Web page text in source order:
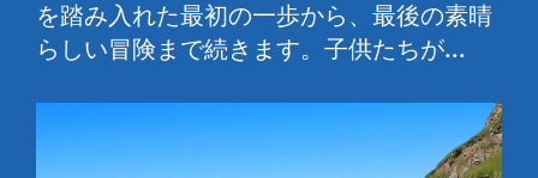
を踏み入れた最初の一歩から、最後の素晴
らしい冒険まで続きます。子供たちが…